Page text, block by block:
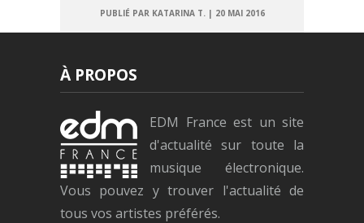
PUBLIÉ PAR KATARINA T.| 20 MAI 2016
À PROPOS
EDM France est un site
d'actualité sur toute la
musique électronique.
Vous pouvez y trouver l'actualité de
tous vos artistes préférés.